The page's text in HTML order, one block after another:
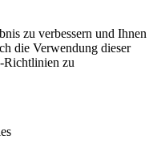
zu verbessern und Ihnen
die Verwendung dieser
Richtlinien zu